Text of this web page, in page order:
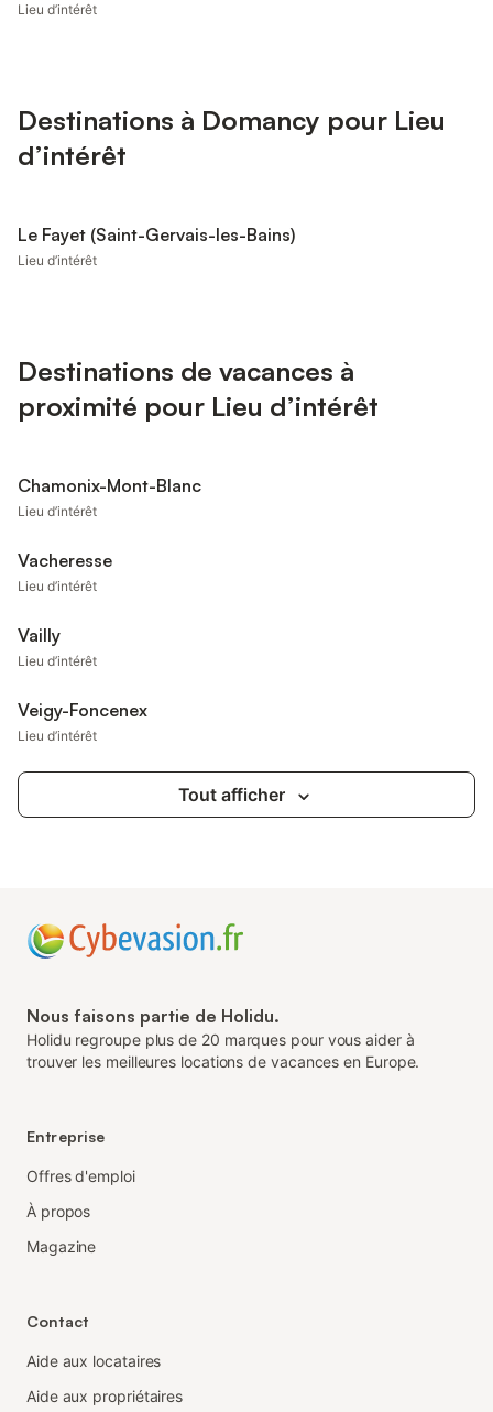
Lieu d’intérêt
Destinations à Domancy pour Lieu
d’intérêt
Le Fayet (Saint-Gervais-les-Bains)
Lieu d’intérêt
Destinations de vacances à
proximité pour Lieu d’intérêt
Chamonix-Mont-Blanc
Lieu d’intérêt
Vacheresse
Lieu d’intérêt
Vailly
Lieu d’intérêt
Veigy-Foncenex
Lieu d’intérêt
Tout afficher
Nous faisons partie de Holidu.
Holidu regroupe plus de 20 marques pour vous aider à
trouver les meilleures locations de vacances en Europe.
Entreprise
Offres d'emploi
À propos
Magazine
Contact
Aide aux locataires
Aide aux propriétaires